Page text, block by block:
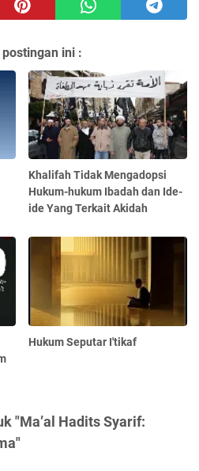
ini :
Khalifah Tidak Mengadopsi
Hukum-hukum Ibadah dan Ide-
ide Yang Terkait Akidah
Hukum Seputar I'tikaf
"Ma’al Hadits Syarif: